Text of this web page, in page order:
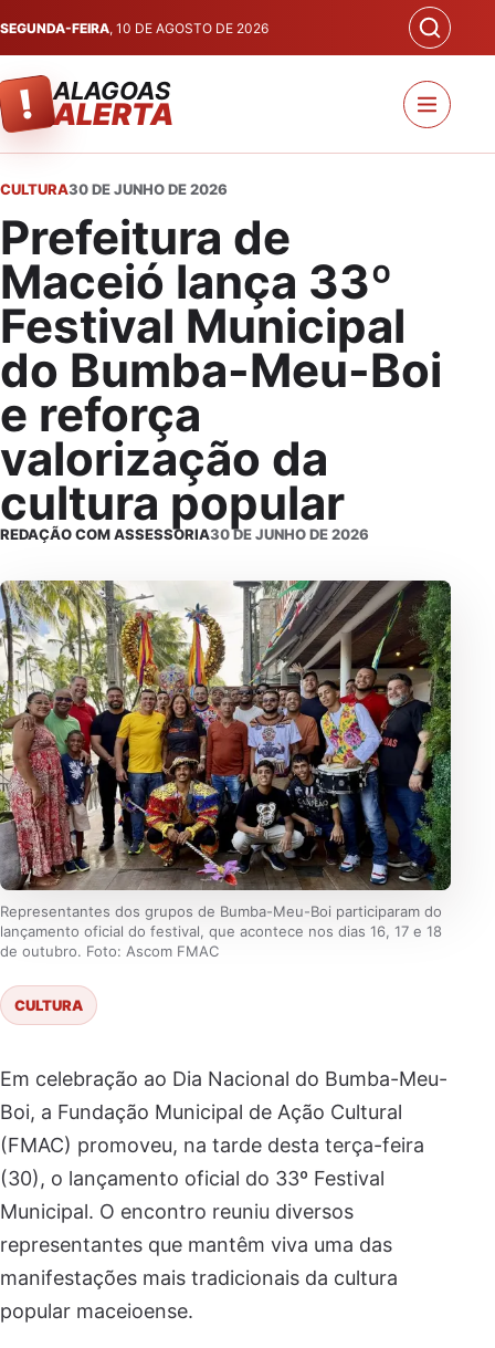
SEGUNDA-FEIRA, 10 DE AGOSTO DE 2026
! ALAGOAS
ALERTA
CULTURA30 DE JUNHO DE 2026
Prefeitura de
Maceió lança 33º
Festival Municipal
do Bumba-Meu-Boi
e reforça
valorização da
cultura popular
REDAÇÃO COM ASSESSORIA30 DE JUNHO DE 2026
Representantes dos grupos de Bumba-Meu-Boi participaram do
lançamento oficial do festival, que acontece nos dias 16, 17 e 18
de outubro. Foto: Ascom FMAC
CULTURA
Em celebração ao Dia Nacional do Bumba-Meu-
Boi, a Fundação Municipal de Ação Cultural
(FMAC) promoveu, na tarde desta terça-feira
(30), o lançamento oficial do 33º Festival
Municipal. O encontro reuniu diversos
representantes que mantêm viva uma das
manifestações mais tradicionais da cultura
popular maceioense.